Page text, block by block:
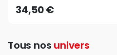
34,50 €
Tous nos univers